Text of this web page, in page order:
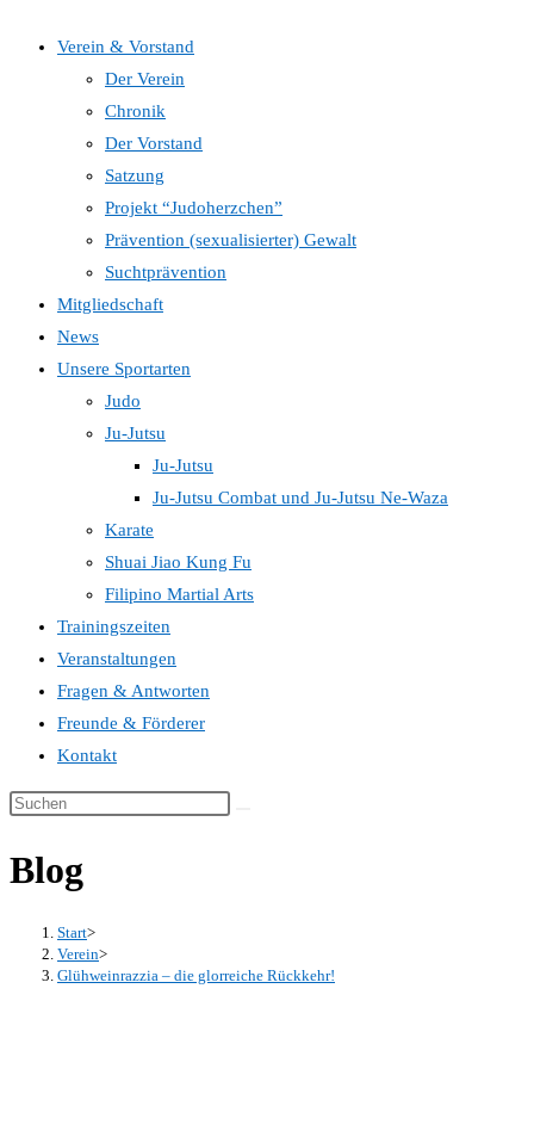
Verein & Vorstand
Der Verein
Chronik
Der Vorstand
Satzung
Projekt “Judoherzchen”
Prävention (sexualisierter) Gewalt
Suchtprävention
Mitgliedschaft
News
Unsere Sportarten
Judo
Ju-Jutsu
Ju-Jutsu
Ju-Jutsu Combat und Ju-Jutsu Ne-Waza
Karate
Shuai Jiao Kung Fu
Filipino Martial Arts
Trainingszeiten
Veranstaltungen
Fragen & Antworten
Freunde & Förderer
Kontakt
Blog
Start>
Verein>
Glühweinrazzia – die glorreiche Rückkehr!